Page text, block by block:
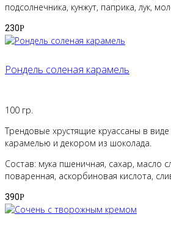
подсолнечника, кунжут, паприка, лук,
230Р
Рондель соленая карамель
100 гр.
Трендовые хрустящие круассаны в
карамелью и декором из шоколада.
Состав: мука пшеничная, сахар, масло
поваренная, аскорбиновая кислота,
390Р